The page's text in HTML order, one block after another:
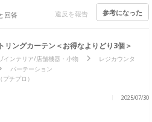
回答 違反を報告 参考になった
ングカーテン＜お得なよりどり3個＞
インテリア/店舗機器・小物
レジカウンタ
パーテーション
チプロ）
2025/07/30